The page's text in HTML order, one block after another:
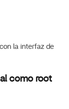
la interfaz de
como root